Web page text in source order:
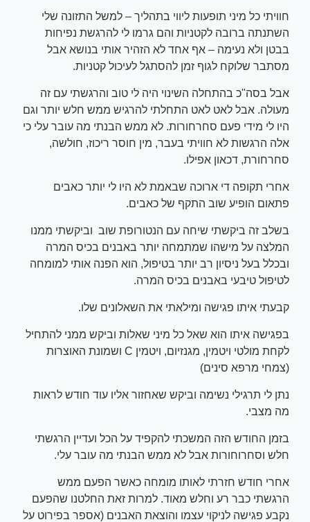
חוויתי כל מיני תופעות ליווי בתהליך – למשל התזונה שלי
השתנתה ברובה לקטניות והם גרמו לי להרגשת נפיחות
בבטן ולא נעימה – אף אחד לא הזהיר אותי בנושא אבל
מסתבר שלוקח לגוף זמן להסתגל לעיכול קטניות.
אבל בסה"כ בהתחלה השינוי היה לי טוב והרגשתי עם זה
מעולה. אבל לאט לאט התחלתי להרגיש ממש חלש יותר וגם
היו לי מידי פעם סחרחורות. לא ממש הבנתי מה עובר עלי כי
אלה הרגשות לא חוויתי בעבר, מין חוסר ריכוז, חולשה,
סחרחורת, דכאון אפילו.
אחרי תקופה די ארוכה שבאמת לא היו לי יותר כאבים
פתאום הופיע שוב התקף של כאבים.
בשלב זה ביקשתי שיחה עם הנטורופת שוב וביקשתי ממנו
המלצה על מישהו שמתמחה יותר באבנים בכיס המרה
ובכלל בעל ניסיון רב יותר בטיפול, הוא הפנה אותי למומחה
לטיפול טיבעי באבנים בכיס המרה.
קבעתי איתו פגישה ומילאתי את השאלונים שלו.
בפגישה איתו הוא שאל כל מיני שאלות וביקש ממני להתחיל
לקחת מולטי ויטמין, מגנזיום, ויטמין C ושמונת האוצרות
(צמחי מרפא סינים)
נתן לי תרגילי נשימה וביקש שאחזור אליו עוד חודש לראות
מה מצבי.
בזמן החודש הזה המשכתי להקפיד על הכל ועדיין הרגשתי
חלש וסחרוחורות אבל לא ממש הבנתי מה עובר עלי.
אחרי חודש חזרתי לאותו מומחה כאשר הפעם ממש
הרגשתי כבר רע וחלש מאוד. למרות זאת החלטנו שהפעם
נקבע פגישה לניקוי עצמו והוצאת האבנים (אספר בפירוט על